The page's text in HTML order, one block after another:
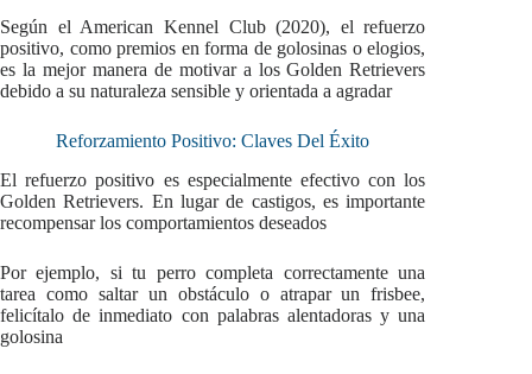
Según el American Kennel Club (2020), el refuerzo
positivo, como premios en forma de golosinas o elogios,
es la mejor manera de motivar a los Golden Retrievers
debido a su naturaleza sensible y orientada a agradar
Reforzamiento Positivo: Claves Del Éxito
El refuerzo positivo es especialmente efectivo con los
Golden Retrievers. En lugar de castigos, es importante
recompensar los comportamientos deseados
Por ejemplo, si tu perro completa correctamente una
tarea como saltar un obstáculo o atrapar un frisbee,
felicítalo de inmediato con palabras alentadoras y una
golosina